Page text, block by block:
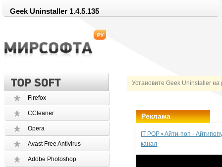
Geek Uninstaller 1.4.5.135
Установите Geek Uninstaller на
Firefox
CCleaner
Opera
Avast Free Antivirus
Adobe Photoshop
Реклама
IT POP • Айти-поп -
канал